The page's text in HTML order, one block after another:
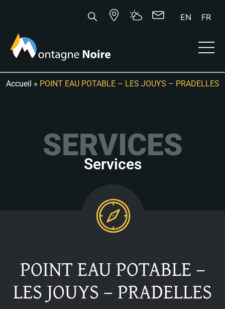
EN FR
Accueil » POINT EAU POTABLE – LES JOUYS – PRADELLES
SERVICES
Services
POINT EAU POTABLE –
LES JOUYS – PRADELLES